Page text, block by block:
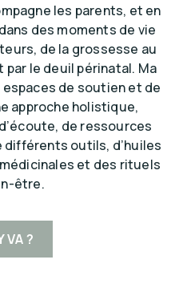
les parents, et en
des moments de vie
de la grossesse au
le deuil périnatal. Ma
de soutien et de
approche holistique,
de ressources
différents outils, d’huiles
et des rituels
être.
VA ?